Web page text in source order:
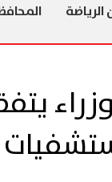
الرياضة